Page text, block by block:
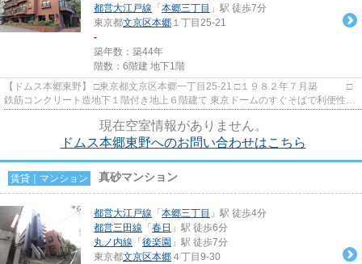
都営大江戸線 「 本郷三丁目 」駅 徒歩7分
東京都文京区本郷 １丁目25-21
-
築年数：築44年
階数：6階建 地下1階
【ドムス本郷東野】 □東京都文京区本郷一丁目25-21 □１９８２年７月築 □
鉄筋コンクリート造地下１階付き地上６階建て 東京ドームのすぐそばで利便性が
現在空室情報がありません。
ドムス本郷東野へのお問い合わせはこちら
賃貸｜マンション 真砂マンション
都営大江戸線 「 本郷三丁目 」駅 徒歩4分
都営三田線 「 春日 」駅 徒歩6分
丸ノ内線 「 後楽園 」駅 徒歩7分
東京都文京区本郷 ４丁目9-30